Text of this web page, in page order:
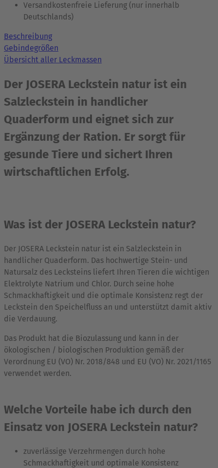
Versandkostenfreie Lieferung (nur innerhalb
Deutschlands)
Beschreibung
Gebindegrößen
Übersicht aller Leckmassen
Der JOSERA Leckstein natur ist ein
Salzleckstein in handlicher
Quaderform und eignet sich zur
Ergänzung der Ration. Er sorgt für
gesunde Tiere und sichert Ihren
wirtschaftlichen Erfolg.
Was ist der JOSERA Leckstein natur?
Der JOSERA Leckstein natur ist ein Salzleckstein in
handlicher Quaderform. Das hochwertige Stein- und
Natursalz des Lecksteins liefert Ihren Tieren die wichtigen
Elektrolyte Natrium und Chlor. Durch seine hohe
Schmackhaftigkeit und die optimale Konsistenz regt der
Leckstein den Speichelfluss an und unterstützt damit aktiv
die Verdauung.
Das Produkt hat die Biozulassung und kann in der
ökologischen / biologischen Produktion gemäß der
Verordnung EU (VO) Nr. 2018/848 und EU (VO) Nr. 2021/1165
verwendet werden.
Welche Vorteile habe ich durch den
Einsatz von JOSERA Leckstein natur?
zuverlässige Verzehrmengen durch hohe
Schmackhaftigkeit und optimale Konsistenz